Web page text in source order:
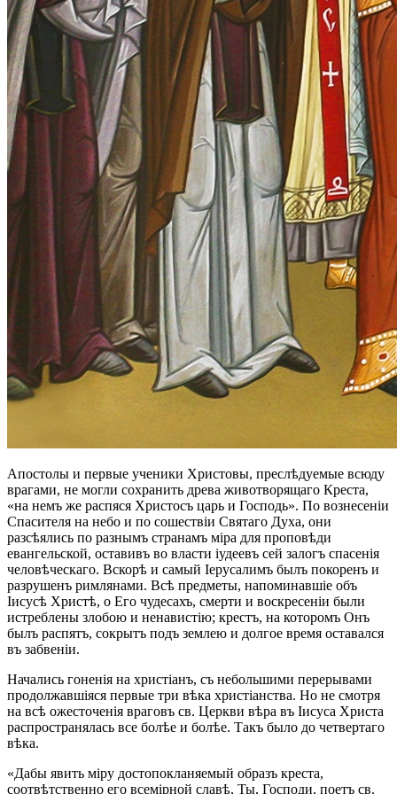
Апостолы и первые ученики Христовы, преслѣдуемые всюду
врагами, не могли сохранить древа животворящаго Креста,
«на немъ же распяся Христосъ царь и Господь». По вознесеніи
Спасителя на небо и по сошествіи Святаго Духа, они
разсѣялись по разнымъ странамъ міра для проповѣди
евангельской, оставивъ во власти іудеевъ сей залогъ спасенія
человѣческаго. Вскорѣ и самый Іерусалимъ былъ покоренъ и
разрушенъ римлянами. Всѣ предметы, напоминавшіе объ
Іисусѣ Христѣ, о Его чудесахъ, смерти и воскресеніи были
истреблены злобою и ненавистію; крестъ, на которомъ Онъ
былъ распятъ, сокрытъ подъ землею и долгое время оставался
въ забвеніи.
Начались гоненія на христіанъ, съ небольшими перерывами
продолжавшіяся первые три вѣка христіанства. Но не смотря
на всѣ ожесточенія враговъ св. Церкви вѣра въ Іисуса Христа
распространялась все болѣе и болѣе. Такъ было до четвертаго
вѣка.
«Дабы явить міру достопокланяемый образъ креста,
соотвѣтственно его всемірной славѣ, Ты, Господи, поетъ св.